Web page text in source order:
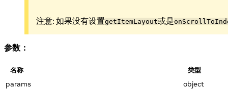
注意: 如果没有设置getItemLayout或是
参数：
名称 类型
params object